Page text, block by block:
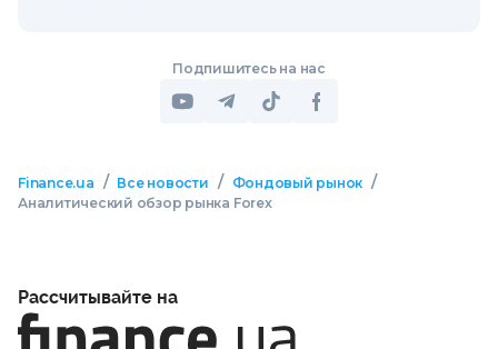
Подпишитесь на нас
Finance.ua / Все новости / Фондовый рынок /
Аналитический обзор рынка Forex
Рассчитывайте на